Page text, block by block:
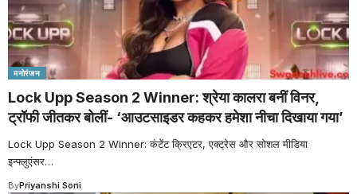
मनोरंजन
Lock Upp Season 2 Winner: श्रेया कालरा बनीं विनर,
ट्रॉफी जीतकर बोलीं- ‘आउटसाइडर कहकर हमेशा नीचा दिखाया गया’
Lock Upp Season 2 Winner: कंटेंट क्रिएटर, एक्ट्रेस और सोशल मीडिया
इन्फ्लुएंसर…
ByPriyanshi Soni